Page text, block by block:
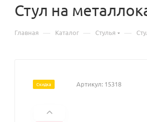
Стул на
Главная — Каталог — Стулья —
Скидка Артикул: 15318